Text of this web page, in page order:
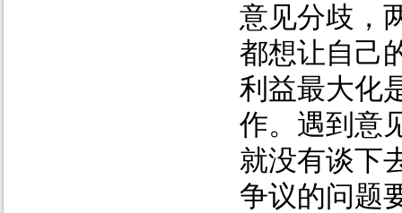
意见分歧，
都想让自己
利益最大化
作。遇到意
就没有谈下
争议的问题